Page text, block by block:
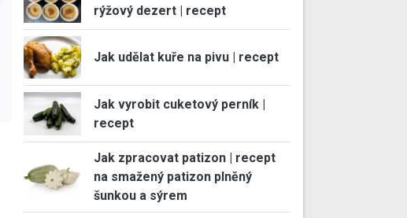
rýžový dezert | recept
Jak udělat kuře na pivu | recept
Jak vyrobit cuketový perník |
recept
Jak zpracovat patizon | recept
na smažený patizon plněný
šunkou a sýrem